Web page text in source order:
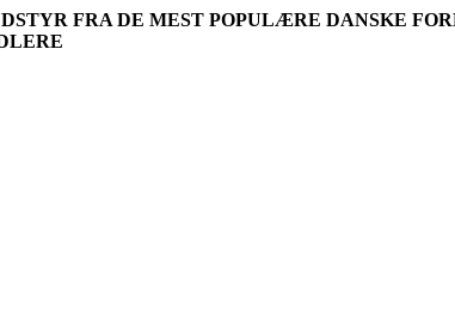
FRA DE MEST POPULÆRE DANSKE